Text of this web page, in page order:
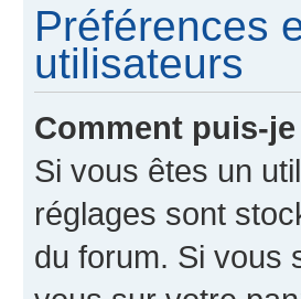
Préférences
utilisateurs
Comment puis-
Si vous êtes un
réglages sont
du forum. Si vous